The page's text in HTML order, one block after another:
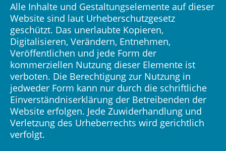
Alle Inhalte und Gestaltungselemente auf dieser
Website sind laut Urheberschutzgesetz
geschützt. Das unerlaubte Kopieren,
Digitalisieren, Verändern, Entnehmen,
Veröffentlichen und jede Form der
kommerziellen Nutzung dieser Elemente ist
verboten. Die Berechtigung zur Nutzung in
jedweder Form kann nur durch die schriftliche
Einverständniserklärung der Betreibenden der
Website erfolgen. Jede Zuwiderhandlung und
Verletzung des Urheberrechts wird gerichtlich
verfolgt.